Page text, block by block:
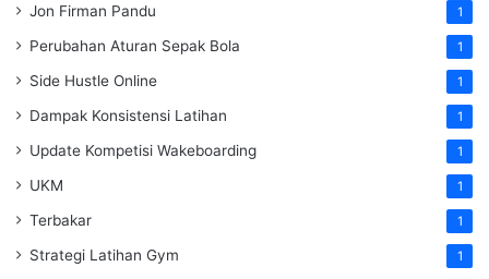
Jon Firman Pandu 1
Perubahan Aturan Sepak Bola 1
Side Hustle Online 1
Dampak Konsistensi Latihan 1
Update Kompetisi Wakeboarding 1
UKM 1
Terbakar 1
Strategi Latihan Gym 1